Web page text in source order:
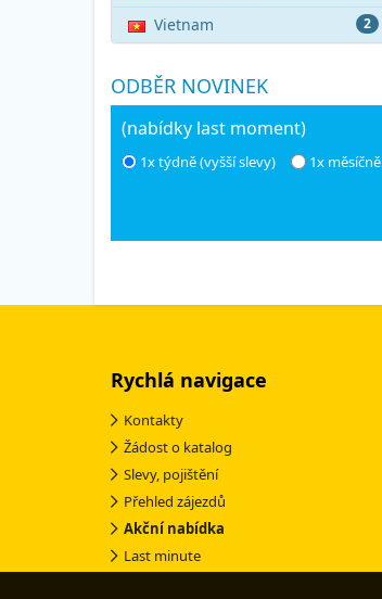
2
Vietnam
ODBĚR NOVINEK
(nabídky last moment)
1x týdně (vyšší slevy) 1x měsíčně
Rychlá navigace
Kontakty
Žádost o katalog
Slevy, pojištění
Přehled zájezdů
Akční nabídka
Last minute